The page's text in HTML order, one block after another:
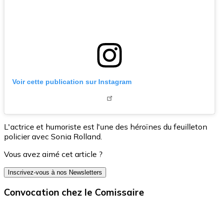
Voir cette publication sur Instagram
L'actrice et humoriste est l'une des héroïnes du feuilleton
policier avec Sonia Rolland.
Vous avez aimé cet article ?
Inscrivez-vous à nos Newsletters
Convocation chez le Comissaire